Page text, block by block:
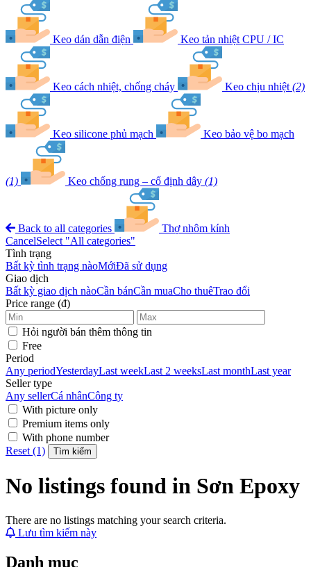
Keo dán dẫn điện Keo tản nhiệt CPU / IC
Keo cách nhiệt, chống cháy Keo chịu nhiệt (2)
Keo silicone phủ mạch Keo bảo vệ bo mạch
(1) Keo chống rung – cố định dây (1)
Back to all categories
Thợ nhôm kính
CancelSelect "All categories"
Tình trạng
Bất kỳ tình trạng nàoMớiĐã sử dụng
Giao dịch
Bất kỳ giao dịch nàoCần bánCần muaCho thuêTrao đổi
Price range (đ)
Hỏi người bán thêm thông tin
Free
Period
Any periodYesterdayLast weekLast 2 weeksLast monthLast year
Seller type
Any sellerCá nhânCông ty
With picture only
Premium items only
With phone number
Reset (1)
Tìm kiếm
No listings found in Sơn Epoxy
There are no listings matching your search criteria.
Lưu tìm kiếm này
Danh mục